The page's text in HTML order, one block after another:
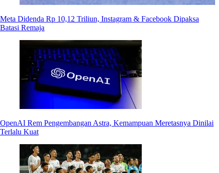
Meta Didenda Rp 10,12 Triliun, Instagram & Facebook Dipaksa
Batasi Remaja
OpenAI Rem Pengembangan Astra, Kemampuan Meretasnya Dinilai
Terlalu Kuat